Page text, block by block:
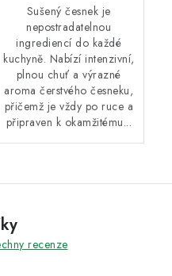
Sušený česnek je
nepostradatelnou
ingrediencí do každé
kuchyně. Nabízí intenzivní,
plnou chuť a výrazné
aroma čerstvého česneku,
přičemž je vždy po ruce a
připraven k okamžitému...
recenze